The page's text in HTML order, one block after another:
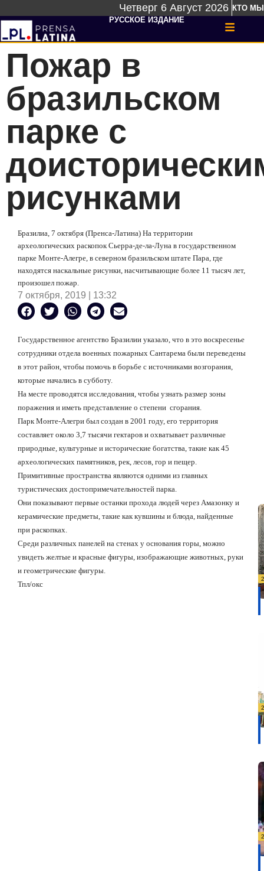
Четверг 6 Август 2026 КТО МЫ
РУССКОЕ ИЗДАНИЕ
Пожар в
бразильском
парке с
рисунками
Бразилиа, 7 октября (Пренса-Латина) На территории
археологических раскопок Сьерра-де-ла-Луна в государственном
парке Монте-Алегре, в северном бразильском штате Пара, где
находятся наскальные рисунки, насчитывающие более 11 тысяч лет,
произошел пожар.
7 октября, 2019 | 13:32
Государственное агентство Бразилии указало, что в это воскресенье
сотрудники отдела военных пожарных Сантарема были переведены
в этот район, чтобы помочь в борьбе с источниками возгорания,
которые начались в субботу.
На месте проводятся исследования, чтобы узнать размер зоны
поражения и иметь представление о степени сгорания.
Парк Монте-Алегри был создан в 2001 году, его территория
составляет около 3,7 тысячи гектаров и охватывает различные
природные, культурные и исторические богатства, такие как 45
археологических памятников, рек, лесов, гор и пещер.
Примитивные пространства являются одними из главных
туристических достопримечательностей парка.
Они показывают первые останки прохода людей через Амазонку и
керамические предметы, такие как кувшины и блюда, найденные
при раскопках.
Среди различных панелей на стенах у основания горы, можно
увидеть желтые и красные фигуры, изображающие животных, руки
и геометрические фигуры.
Тпл/окс